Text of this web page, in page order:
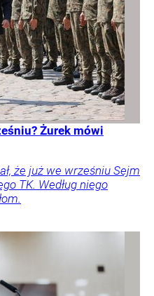
Żurek mówi
że już we wrześniu Sejm
TK. Według niego